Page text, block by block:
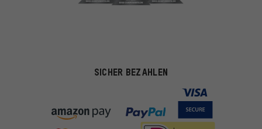
SICHER BEZAHLEN